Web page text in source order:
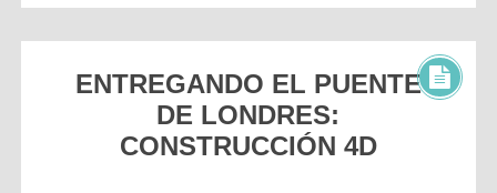
ENTREGANDO EL PUENTE
DE LONDRES:
CONSTRUCCIÓN 4D